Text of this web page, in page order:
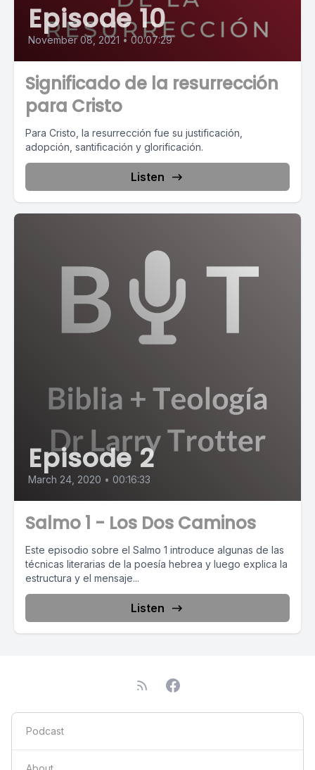
Episode 10
November 08, 2021 • 00:07:29
Significado de la resurrección
para Cristo
Para Cristo, la resurrección fue su justificación,
adopción, santificación y glorificación.
Listen
Episode 2
March 24, 2020 • 00:16:33
Salmo 1 - Los Dos Caminos
Este episodio sobre el Salmo 1 introduce algunas de las
técnicas literarias de la poesía hebrea y luego explica la
estructura y el mensaje...
Listen
Podcast